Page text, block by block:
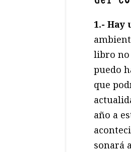
1.- Hay
libro no
puedo
que
año a
sonará